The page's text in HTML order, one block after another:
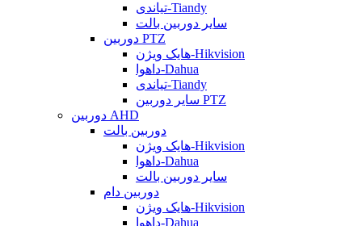
تیاندی-Tiandy
سایر دوربین بالت
دوربین PTZ
هایک ویژن-Hikvision
داهوا-Dahua
تیاندی-Tiandy
سایر دوربین PTZ
دوربین AHD
دوربین بالت
هایک ویژن-Hikvision
داهوا-Dahua
سایر دوربین بالت
دوربین دام
هایک ویژن-Hikvision
داهوا-Dahua